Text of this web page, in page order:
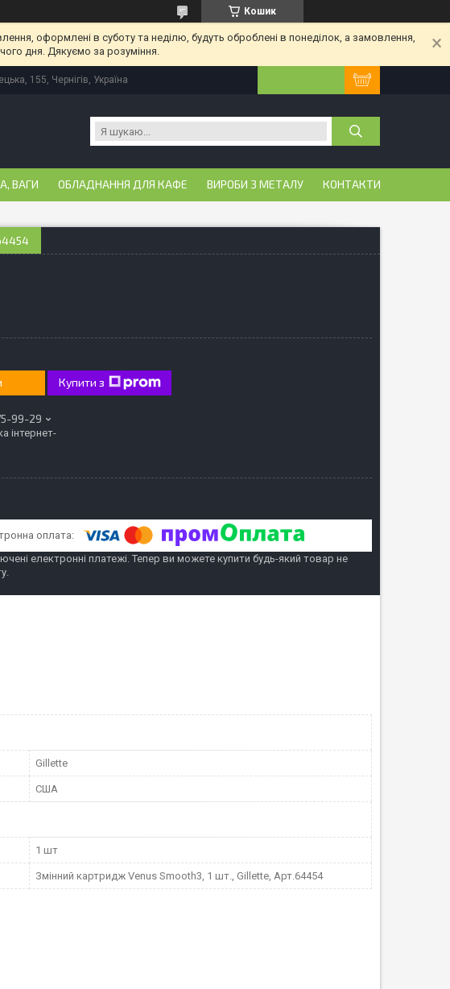
Кошик
оформлені в суботу та неділю, будуть оброблені в понеділок, а замовлення,
дня. Дякуємо за розуміння.
155, Чернігів, Україна
ВАГИ ОБЛАДНАННЯ ДЛЯ КАФЕ ВИРОБИ З МЕТАЛУ КОНТАКТИ
Купити з
99-29
інтернет-
електронні платежі. Тепер ви можете купити будь-який товар не
Gillette
США
1 шт
Змінний картридж Venus Smooth3, 1 шт., Gillette, Арт.64454